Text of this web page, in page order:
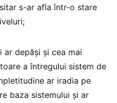
s-ar afla într-o stare
ar depăși și cea mai
a întregului sistem de
ar iradia pe
baza sistemului și ar